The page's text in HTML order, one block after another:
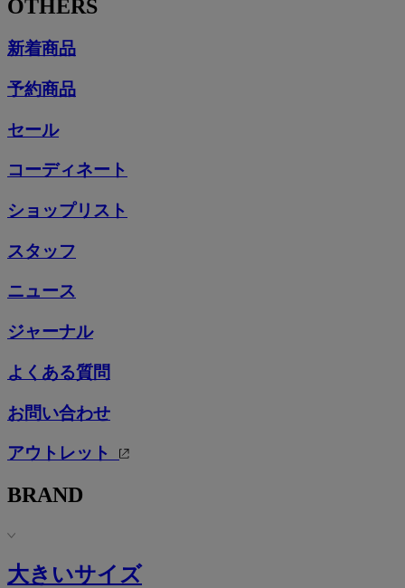
OTHERS
新着商品
予約商品
セール
コーディネート
ショップリスト
スタッフ
ニュース
ジャーナル
よくある質問
お問い合わせ
アウトレット
BRAND
大きいサイズ